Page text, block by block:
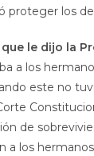
los
le dijo la
a los
este no
de
a los